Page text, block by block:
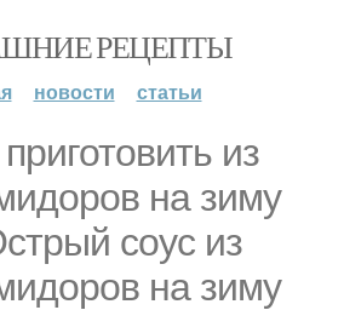
РЕЦЕПТЫ
новости статьи
из
на зиму
соус из
на зиму